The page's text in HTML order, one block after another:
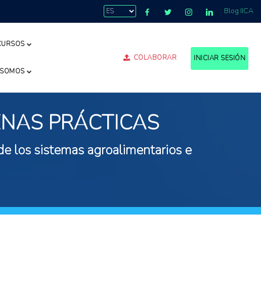
Blog IICA
COLABORAR INICIAR SESIÓN
PRÁCTICAS
los sistemas agroalimentarios e